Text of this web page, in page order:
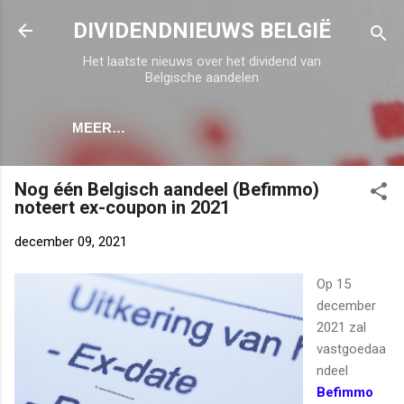
Doorgaan naar hoofdcontent
DIVIDENDNIEUWS BELGIË
Het laatste nieuws over het dividend van
Belgische aandelen
MEER…
Nog één Belgisch aandeel (Befimmo)
noteert ex-coupon in 2021
december 09, 2021
Op 15
december
2021 zal
vastgoedaa
ndeel
Befimmo